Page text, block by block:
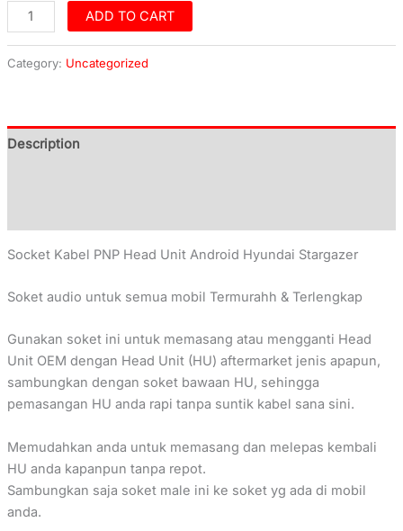
ADD TO CART
Category: Uncategorized
Description
Socket Kabel PNP Head Unit Android Hyundai Stargazer
Soket audio untuk semua mobil Termurahh & Terlengkap
Gunakan soket ini untuk memasang atau mengganti Head
Unit OEM dengan Head Unit (HU) aftermarket jenis apapun,
sambungkan dengan soket bawaan HU, sehingga
pemasangan HU anda rapi tanpa suntik kabel sana sini.
Memudahkan anda untuk memasang dan melepas kembali
HU anda kapanpun tanpa repot.
Sambungkan saja soket male ini ke soket yg ada di mobil
anda.